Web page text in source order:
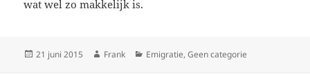
wat wel zo makkelijk is.
Geplaatst
21 juni 2015 Auteur
Frank Categorieën
Emigratie,Geen categorie